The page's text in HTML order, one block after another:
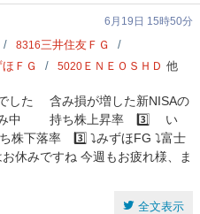
6月19日 15時50分
8316三井住友ＦＧ
ＦＧ 5020 ＥＮＥＯＳＨＤ 他
した 含み損が増した新NISAの
悩み中 ‍ 持ち株上昇率 3️⃣ い
下落率 3️⃣ ⤵️みずほFG ⤵️富士
休みですね 今週もお疲れ様、ま
全文表示